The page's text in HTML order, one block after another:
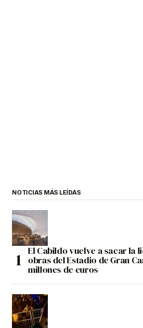
NOTICIAS MÁS LEÍDAS
El Cabildo vuelve a sacar la
obras del Estadio de Gran
millones de euros